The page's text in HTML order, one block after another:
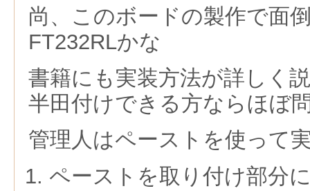
尚、このボードの製作で面
FT232RLかな
書籍にも実装方法が詳しく
半田付けできる方ならほぼ
管理人はペーストを使って
ペーストを取り付け部分